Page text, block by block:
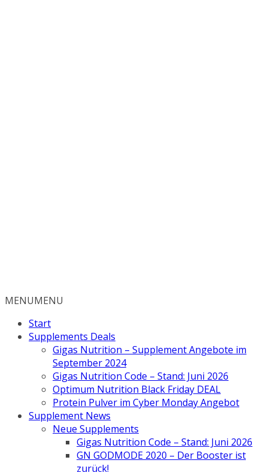
Inhalt
MENUMENU
Start
Supplements Deals
Gigas Nutrition – Supplement Angebote im
September 2024
Gigas Nutrition Code – Stand: Juni 2026
Optimum Nutrition Black Friday DEAL
Protein Pulver im Cyber Monday Angebot
Supplement News
Neue Supplements
Gigas Nutrition Code – Stand: Juni 2026
GN GODMODE 2020 – Der Booster ist
zurück!